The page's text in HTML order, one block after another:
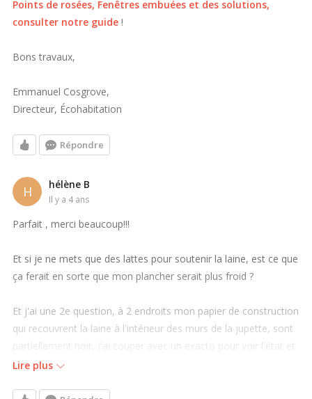
Points de rosées, Fenêtres embuées et des solutions,
consulter notre guide !
Bons travaux,
Emmanuel Cosgrove,
Directeur, Écohabitation
Répondre
H hélène B
il y a 4 ans
Parfait , merci beaucoup!!!
Et si je ne mets que des lattes pour soutenir la laine, est ce que
ça ferait en sorte que mon plancher serait plus froid ?
Et j'ai une 2e question, à 2 endroits mon papier de construction
qui recouvrent la laine à l'intérieur des murs de la jupette, sont
partiellement noir, j'ai couper avec un exacto pour voir l'état et
il semble y avoir des excréments d'écureuils dans la laine ( j'en
Lire plus